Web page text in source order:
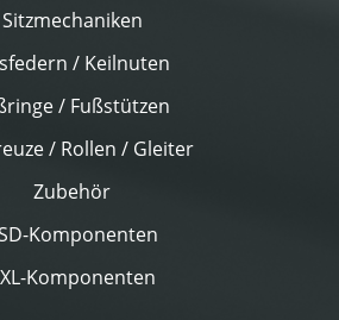
Sitzmechaniken
/ Keilnuten
/ Fußstützen
/ Rollen / Gleiter
Zubehör
Komponenten
Komponenten